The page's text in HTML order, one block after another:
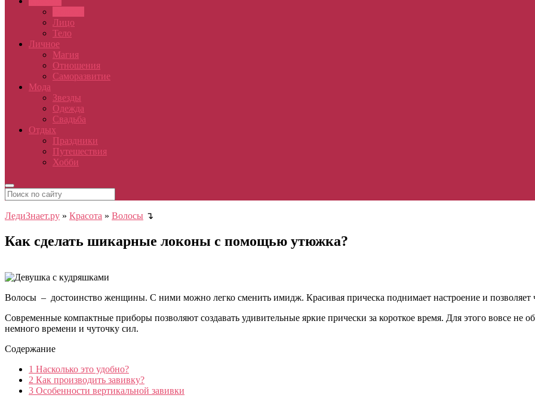
Лицо
Тело
Личное
Магия
Отношения
Саморазвитие
Мода
Звезды
Одежда
Свадьба
Отдых
Праздники
Путешествия
Хобби
ЛедиЗнает.ру » Красота » Волосы ↴
Как сделать шикарные локоны с помощью утюжка?
Волосы – достоинство женщины. С ними можно легко сменить имидж. Красивая прическа поднимает настроение и позволяет
Современные компактные приборы позволяют создавать удивительные яркие прически за короткое время. Для этого вовсе не
немного времени и чуточку сил.
Содержание
1 Насколько это удобно?
2 Как производить завивку?
3 Особенности вертикальной завивки